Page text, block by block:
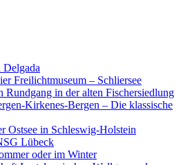
Delgada
Freilichtmuseum – Schliersee
Rundgang in der alten Fischersiedlung
Kirkenes-Bergen – Die klassische
Ostsee in Schleswig-Holstein
Lübeck
oder im Winter